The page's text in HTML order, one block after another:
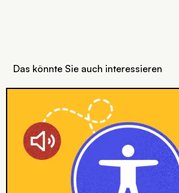
Das könnte Sie auch interessieren